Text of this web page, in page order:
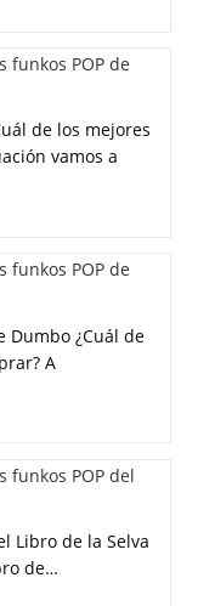
de los mejores
vamos a
Dumbo ¿Cuál de
A
Libro de la Selva
de…